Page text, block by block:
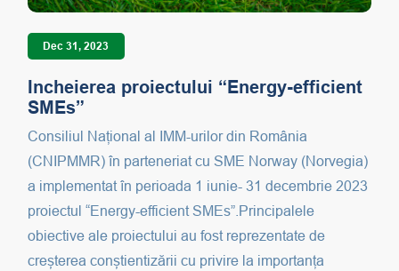
Dec 31, 2023
Incheierea proiectului “Energy-efficient
SMEs”
Consiliul Național al IMM-urilor din România
(CNIPMMR) în parteneriat cu SME Norway (Norvegia)
a implementat în perioada 1 iunie- 31 decembrie 2023
proiectul “Energy-efficient SMEs”.Principalele
obiective ale proiectului au fost reprezentate de
creșterea conștientizării cu privire la importanța